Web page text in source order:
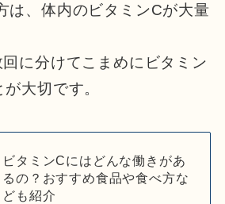
は、体内のビタミンCが大量
に分けてこまめにビタミン
大切です。
ビタミンCにはどんな働きがあ
るの？おすすめ食品や食べ方な
ども紹介